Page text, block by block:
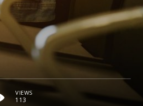
VIEWS
113